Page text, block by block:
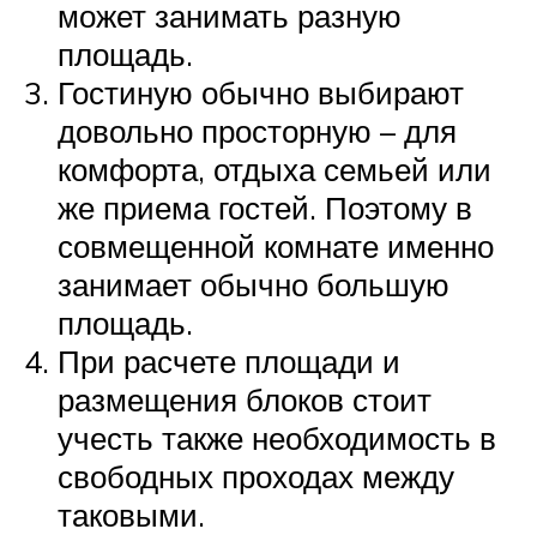
может занимать разную
площадь.
Гостиную обычно выбирают
довольно просторную – для
комфорта, отдыха семьей или
же приема гостей. Поэтому в
совмещенной комнате именно
занимает обычно большую
площадь.
При расчете площади и
размещения блоков стоит
учесть также необходимость в
свободных проходах между
таковыми.